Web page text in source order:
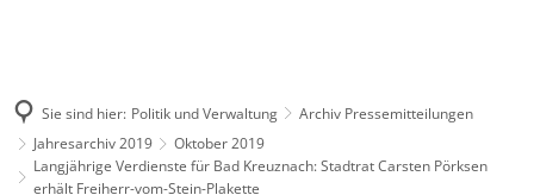
Sie sind hier: Politik und Verwaltung
Archiv Pressemitteilungen
Jahresarchiv 2019
Oktober 2019
Langjährige Verdienste für Bad Kreuznach: Stadtrat Carsten Pörksen
erhält Freiherr-vom-Stein-Plakette